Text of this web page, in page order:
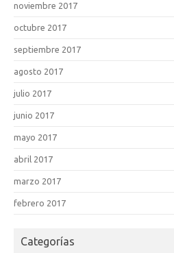
noviembre 2017
octubre 2017
septiembre 2017
agosto 2017
julio 2017
junio 2017
mayo 2017
abril 2017
marzo 2017
febrero 2017
Categorías